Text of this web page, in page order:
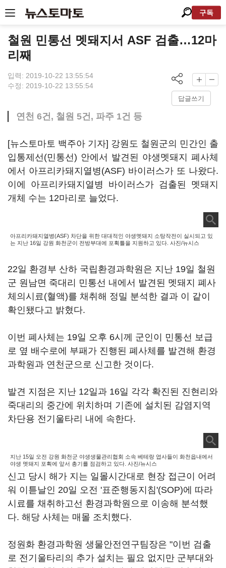
구독
철원 민통선 멧돼지서 ASF 검출…12마
리째
입력: 2019-10-22 13:55:54
수정: 2019-10-22 13:55:54
답글쓰기
연천 6건, 철원 5건, 파주 1건 등
[뉴스토마토 백주아 기자] 강원도 철원군의 민간인 출
입통제선(민통선) 안에서 발견된 야생멧돼지 폐사체
에서 아프리카돼지열병(ASF) 바이러스가 또 나왔다.
이에 아프리카돼지열병 바이러스가 검출된 멧돼지
개체 수는 12마리로 늘었다.
아프리카돼지열병(ASF) 차단을 위한 대대적인 야생멧돼지 소탕작전이 실시되고 있
는 지난 16일 강원 화천군이 전방부대에 포획틀을 지원하고 있다. 사진/뉴시스
22일 환경부 산하 국립환경과학원은 지난 19일 철원
군 원남면 죽대리 민통선 내에서 발견된 멧돼지 폐사
체의시료(혈액)를 채취해 정밀 분석한 결과 이 같이
확인됐다고 밝혔다.
이번 폐사체는 19일 오후 6시께 군인이 민통선 보급
로 옆 배수로에 부패가 진행된 폐사체를 발견해 환경
과학원과 연천군으로 신고한 것이다.
발견 지점은 지난 12일과 16일 각각 확진된 진현리와
죽대리의 중간에 위치하며 기존에 설치된 감염지역
차단용 전기울타리 내에 속한다.
지난 15일 오전 강원 화천군 야생생물관리협회 소속 베테랑 엽사들이 화천읍내에서
야생 멧돼지 포획에 앞서 총기를 점검하고 있다. 사진/뉴시스
신고 당시 해가 지는 일몰시간대로 현장 접근이 어려
워 이튿날인 20일 오전 '표준행동지침'(SOP)에 따라
시료를 채취하고선 환경과학원으로 이송해 분석했
다. 해당 사체는 매몰 조치했다.
정원화 환경과학원 생물안전연구팀장은 "이번 검출
로 전기울타리의 추가 설치는 필요 없지만 군부대와